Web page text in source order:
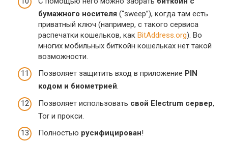
бумажного носителя (“sweep”), когда там есть
приватный ключ (например, с такого сервиса
распечатки кошельков, как BitAddress.org). Во
многих мобильных биткойн кошельках нет такой
возможности.
Позволяет защитить вход в приложение PIN
кодом и биометрией.
Позволяет использовать свой Electrum сервер,
Tor и прокси.
Полностью русифицирован!